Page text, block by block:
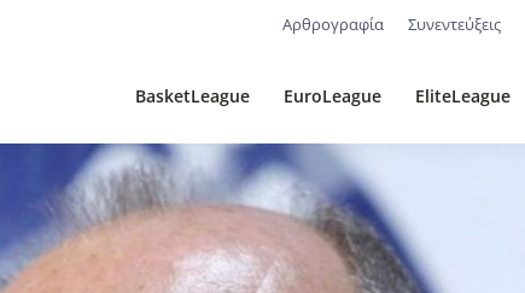
Αρθρογραφία Συνεντεύξεις
BasketLeague EuroLeague EliteLeague